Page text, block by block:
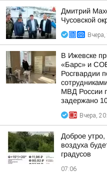
Дмитрий
Чусовской
В Ижевске
«Барс» и
Росгвардии
МВД России
задержано
Вчера,
Доброе
воздуха
градусов
07:06